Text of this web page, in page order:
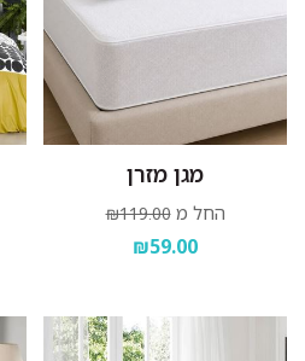
מגן מזרן
החל מ ₪119.00
₪59.00